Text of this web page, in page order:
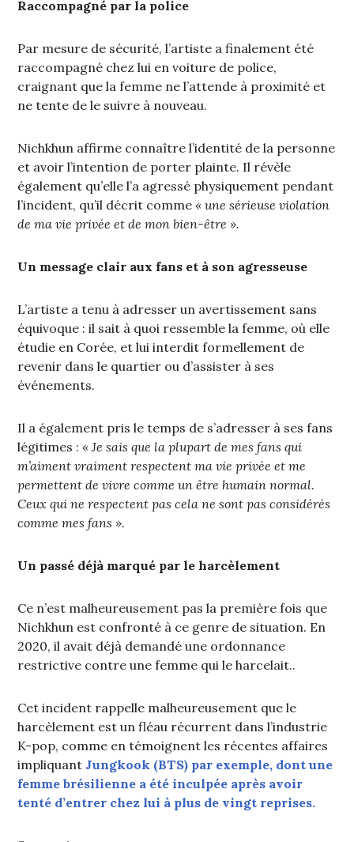
Raccompagné par la police
Par mesure de sécurité, l’artiste a finalement été
raccompagné chez lui en voiture de police,
craignant que la femme ne l’attende à proximité et
ne tente de le suivre à nouveau.
Nichkhun affirme connaître l’identité de la personne
et avoir l’intention de porter plainte. Il révèle
également qu’elle l’a agressé physiquement pendant
l’incident, qu’il décrit comme« une sérieuse violation
de ma vie privée et de mon bien-être ».
Un message clair aux fans et à son agresseuse
L’artiste a tenu à adresser un avertissement sans
équivoque : il sait à quoi ressemble la femme, où elle
étudie en Corée, et lui interdit formellement de
revenir dans le quartier ou d’assister à ses
événements.
Il a également pris le temps de s’adresser à ses fans
légitimes :« Je sais que la plupart de mes fans qui
m’aiment vraiment respectent ma vie privée et me
permettent de vivre comme un être humain normal.
Ceux qui ne respectent pas cela ne sont pas considérés
comme mes fans ».
Un passé déjà marqué par le harcèlement
Ce n’est malheureusement pas la première fois que
Nichkhun est confronté à ce genre de situation. En
2020, il avait déjà demandé une ordonnance
restrictive contre une femme qui le harcelait..
Cet incident rappelle malheureusement que le
harcèlement est un fléau récurrent dans l’industrie
K-pop, comme en témoignent les récentes affaires
impliquant Jungkook (BTS) par exemple, dont une
femme brésilienne a été inculpée après avoir
tenté d’entrer chez lui à plus de vingt reprises.